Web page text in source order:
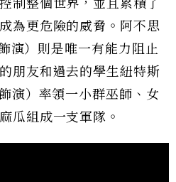
制整個世界，並且累積了
為更危險的威脅。阿不思
演）則是唯一有能力阻止
朋友和過去的學生紐特斯
飾演）率領一小群巫師、女
瓜組成一支軍隊。